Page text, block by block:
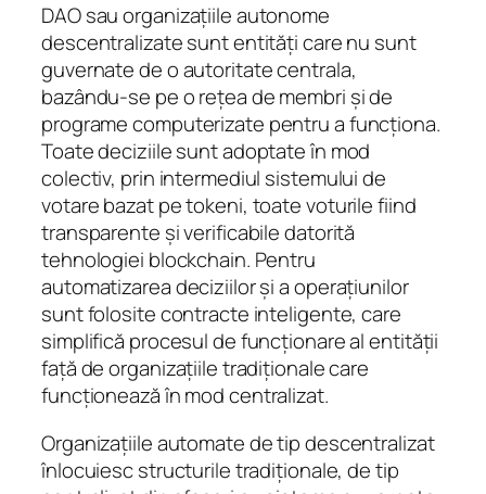
DAO sau organizațiile autonome
descentralizate sunt entități care nu sunt
guvernate de o autoritate centrala,
bazându-se pe o rețea de membri și de
programe computerizate pentru a funcționa.
Toate deciziile sunt adoptate în mod
colectiv, prin intermediul sistemului de
votare bazat pe tokeni, toate voturile fiind
transparente și verificabile datorită
tehnologiei blockchain. Pentru
automatizarea deciziilor și a operațiunilor
sunt folosite contracte inteligente, care
simplifică procesul de funcționare al entității
față de organizațiile tradiționale care
funcționează în mod centralizat.
Organizațiile automate de tip descentralizat
înlocuiesc structurile tradiționale, de tip